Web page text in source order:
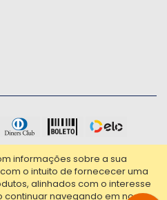
informações sobre a sua
o intuito de fornececer uma
alinhados com o interesse
continuar navegando em nosso